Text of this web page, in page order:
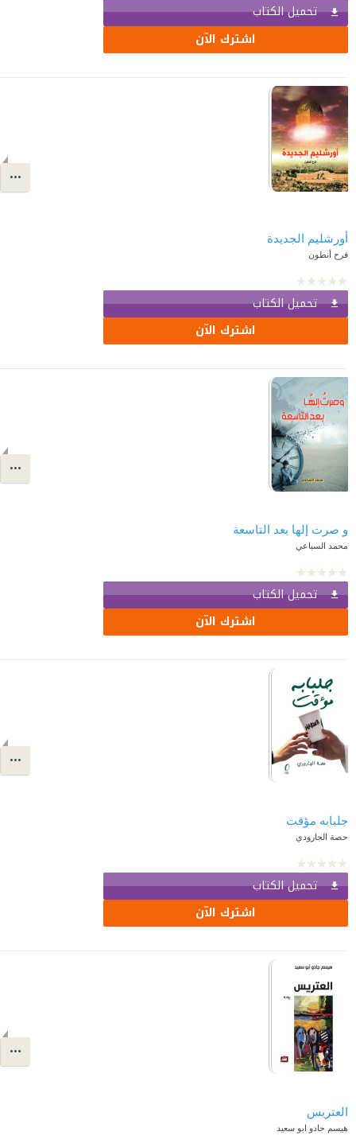
تحميل الكتاب
اشترك الآن
أورشليم الجديدة
فرح أنطون
تحميل الكتاب
اشترك الآن
و صرت إلها بعد التاسعة
محمد السباعي
تحميل الكتاب
اشترك الآن
جلبابه مؤقت
حصة الجارودي
تحميل الكتاب
اشترك الآن
العتريس
هيسم جادو ابو سعيد